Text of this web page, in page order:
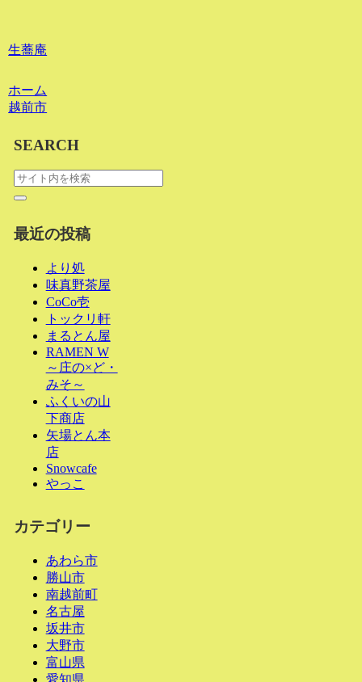
生蕎庵
ホーム
越前市
SEARCH
最近の投稿
より処
味真野茶屋
CoCo壱
トックリ軒
まるとん屋
RAMEN W
～庄の×ど・
みそ～
ふくいの山
下商店
矢場とん本
店
Snowcafe
やっこ
カテゴリー
あわら市
勝山市
南越前町
名古屋
坂井市
大野市
富山県
愛知県